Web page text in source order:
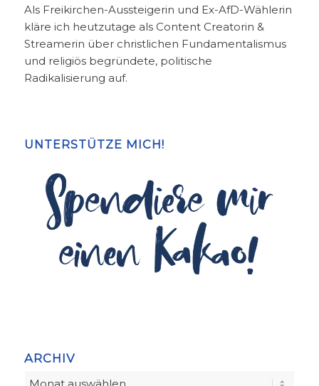
Als Freikirchen-Aussteigerin und Ex-AfD-Wählerin
kläre ich heutzutage als Content Creatorin &
Streamerin über christlichen Fundamentalismus
und religiös begründete, politische
Radikalisierung auf.
UNTERSTÜTZE MICH!
ARCHIV